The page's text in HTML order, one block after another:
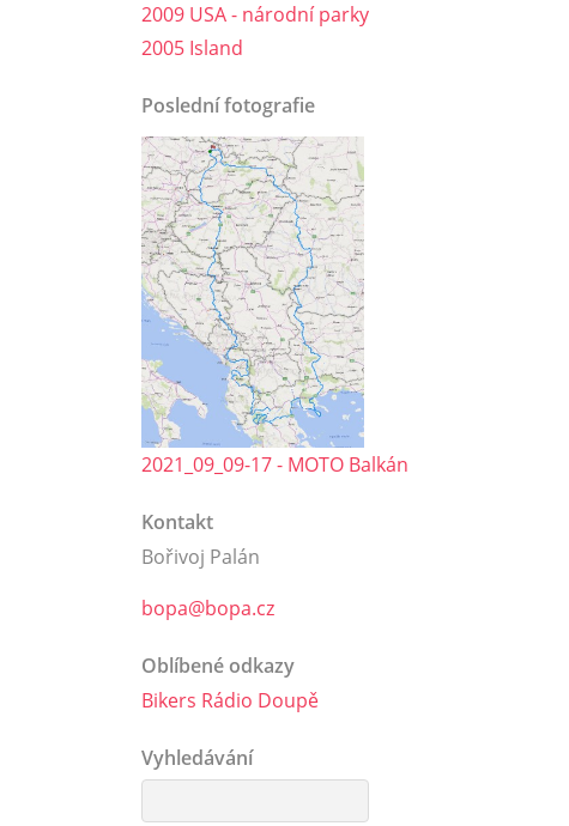
2009 USA - národní parky
2005 Island
Poslední fotografie
2021_09_09-17 - MOTO Balkán
Kontakt
Bořivoj Palán
bopa@bopa.cz
Oblíbené odkazy
Bikers Rádio Doupě
Vyhledávání